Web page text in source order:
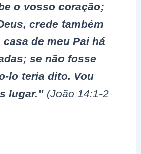
o vosso coração;
crede também
casa de meu Pai há
se não fosse
lo teria dito. Vou
lugar.” (João 14:1-2